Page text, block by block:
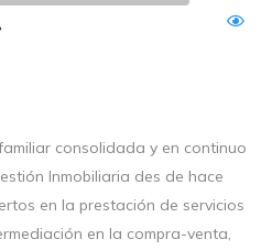
consolidada y en continuo
Inmobiliaria des de hace
en la prestación de servicios
en la compra-venta,